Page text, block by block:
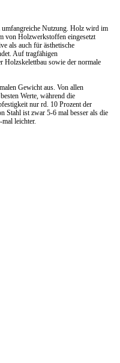
Nutzung. Holz wird im
von Holzwerkstoffen eingesetzt
als auch für ästhetische
Auf tragfähigen
Holzskelettbau sowie der normale
Gewicht aus. Von allen
Werte, während die
nur rd. 10 Prozent der
Stahl ist zwar 5-6 mal besser als die
leichter.